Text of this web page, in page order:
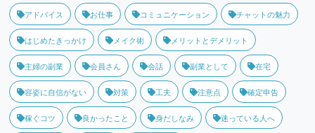
アドバイス お仕事 コミュニケーション チャットの魅力
はじめたきっかけ メイク術 メリットとデメリット
主婦の副業 会員さん 会話 副業として 在宅
容姿に自信がない 対策 工夫 注意点 確定申告
稼ぐコツ 良かったこと 身だしなみ 迷っている人へ